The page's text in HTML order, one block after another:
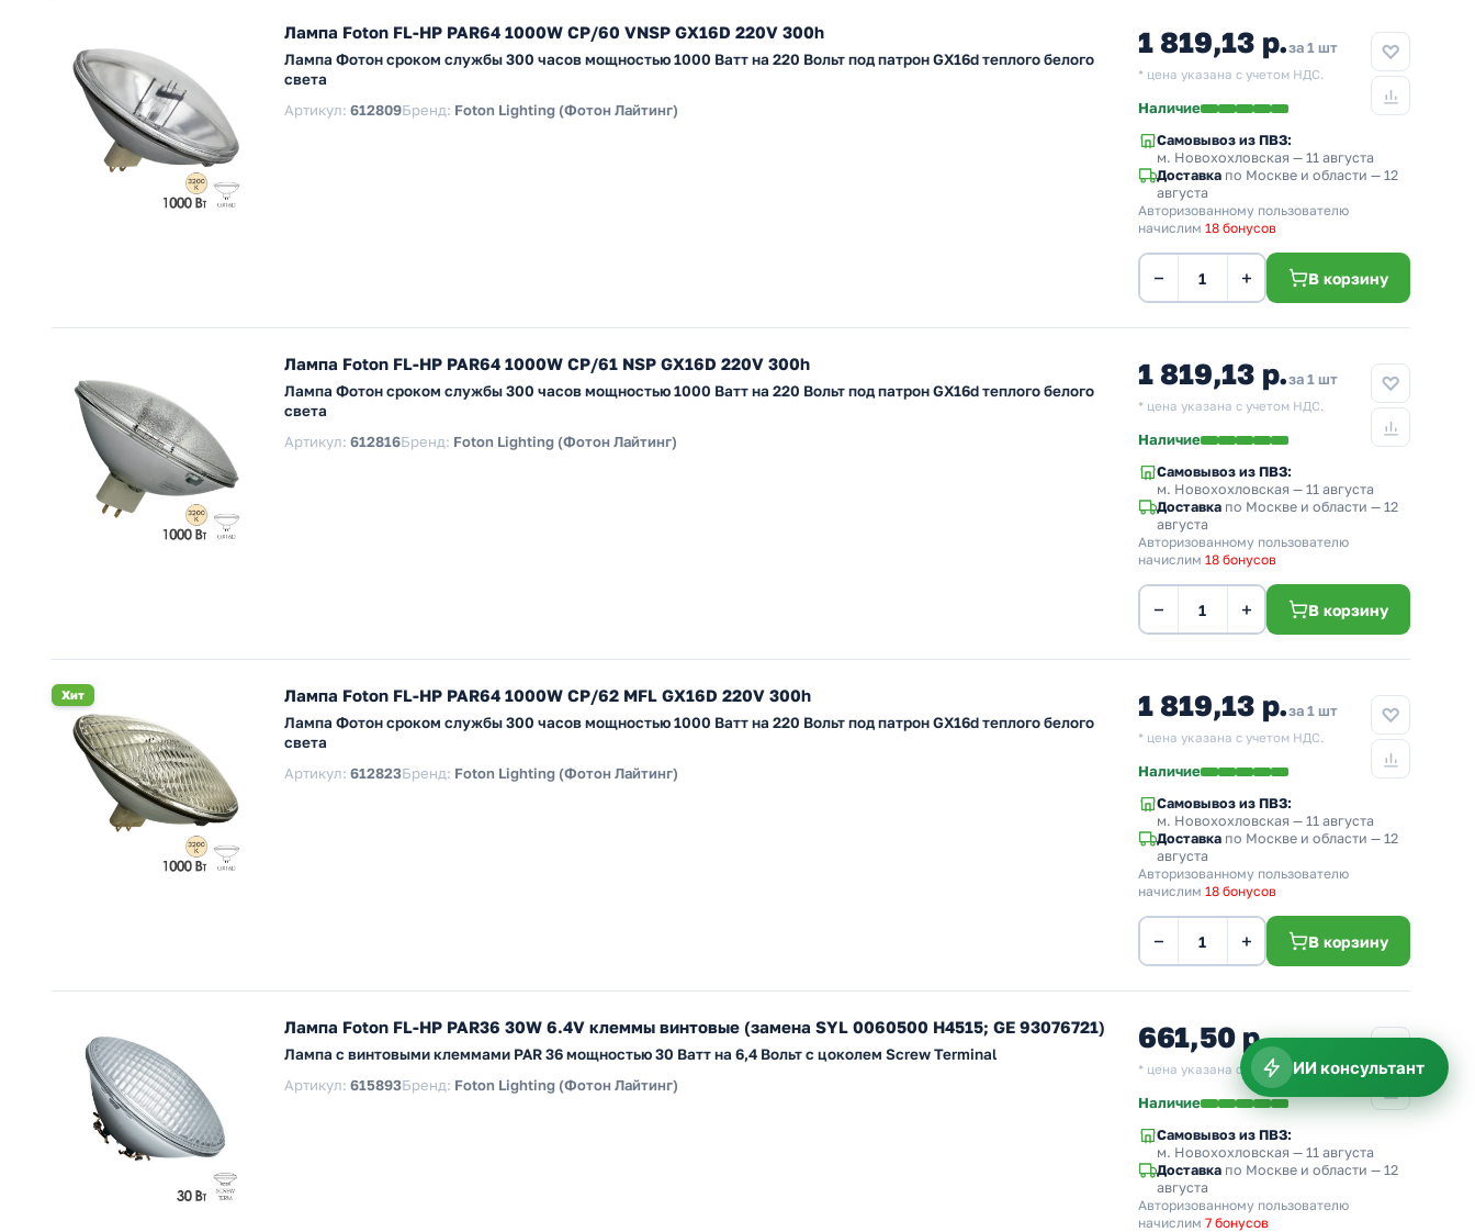
Лампа Foton FL-HP PAR64 1000W CP/60 VNSP GX16D 220V 300h
Лампа Фотон сроком службы 300 часов мощностью 1000 Ватт на 220 Вольт под патрон GX16d теплого белого
света
Артикул: 612809Бренд: Foton Lighting (Фотон Лайтинг)
1 819,13 р.за 1 шт
* цена указана с учетом НДС.
Наличие
Самовывоз из ПВЗ:
м. Новохохловская — 11 августа
Доставка по Москве и области — 12
августа
Авторизованному пользователю
начислим 18 бонусов
− + В корзину
Лампа Foton FL-HP PAR64 1000W CP/61 NSP GX16D 220V 300h
Лампа Фотон сроком службы 300 часов мощностью 1000 Ватт на 220 Вольт под патрон GX16d теплого белого
света
Артикул: 612816Бренд: Foton Lighting (Фотон Лайтинг)
1 819,13 р.за 1 шт
* цена указана с учетом НДС.
Наличие
Самовывоз из ПВЗ:
м. Новохохловская — 11 августа
Доставка по Москве и области — 12
августа
Авторизованному пользователю
начислим 18 бонусов
− + В корзину
Хит Лампа Foton FL-HP PAR64 1000W CP/62 MFL GX16D 220V 300h
Лампа Фотон сроком службы 300 часов мощностью 1000 Ватт на 220 Вольт под патрон GX16d теплого белого
света
Артикул: 612823Бренд: Foton Lighting (Фотон Лайтинг)
1 819,13 р.за 1 шт
* цена указана с учетом НДС.
Наличие
Самовывоз из ПВЗ:
м. Новохохловская — 11 августа
Доставка по Москве и области — 12
августа
Авторизованному пользователю
начислим 18 бонусов
− + В корзину
Лампа Foton FL-HP PAR36 30W 6.4V клеммы винтовые (замена SYL 0060500 H4515; GE 93076721)
Лампа с винтовыми клеммами PAR 36 мощностью 30 Ватт на 6,4 Вольт с цоколем Screw Terminal
Артикул: 615893Бренд: Foton Lighting (Фотон Лайтинг)
661,50 р.за 1 шт
* цена указана с учетом НДС.
Наличие
Самовывоз из ПВЗ:
м. Новохохловская — 11 августа
Доставка по Москве и области — 12
августа
Авторизованному пользователю
начислим 7 бонусов
ИИ консультант